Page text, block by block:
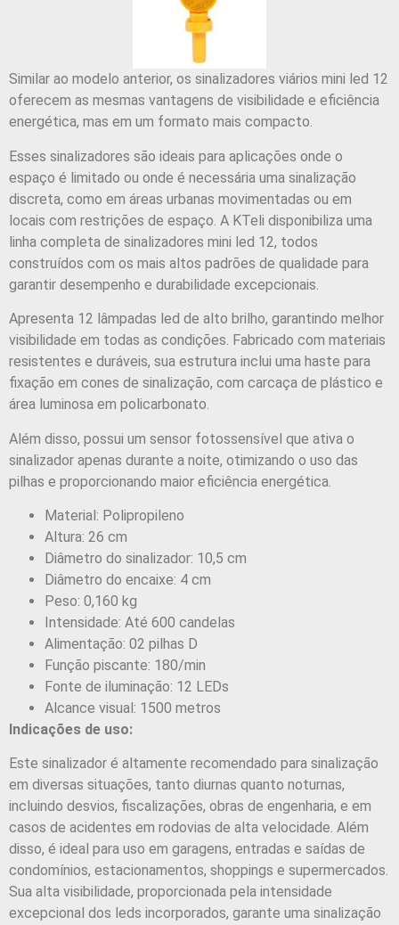
Similar ao modelo anterior, os sinalizadores viários mini led 12
oferecem as mesmas vantagens de visibilidade e eficiência
energética, mas em um formato mais compacto.
Esses sinalizadores são ideais para aplicações onde o
espaço é limitado ou onde é necessária uma sinalização
discreta, como em áreas urbanas movimentadas ou em
locais com restrições de espaço. A KTeli disponibiliza uma
linha completa de sinalizadores mini led 12, todos
construídos com os mais altos padrões de qualidade para
garantir desempenho e durabilidade excepcionais.
Apresenta 12 lâmpadas led de alto brilho, garantindo melhor
visibilidade em todas as condições. Fabricado com materiais
resistentes e duráveis, sua estrutura inclui uma haste para
fixação em cones de sinalização, com carcaça de plástico e
área luminosa em policarbonato.
Além disso, possui um sensor fotossensível que ativa o
sinalizador apenas durante a noite, otimizando o uso das
pilhas e proporcionando maior eficiência energética.
Material: Polipropileno
Altura: 26 cm
Diâmetro do sinalizador: 10,5 cm
Diâmetro do encaixe: 4 cm
Peso: 0,160 kg
Intensidade: Até 600 candelas
Alimentação: 02 pilhas D
Função piscante: 180/min
Fonte de iluminação: 12 LEDs
Alcance visual: 1500 metros
Indicações de uso:
Este sinalizador é altamente recomendado para sinalização
em diversas situações, tanto diurnas quanto noturnas,
incluindo desvios, fiscalizações, obras de engenharia, e em
casos de acidentes em rodovias de alta velocidade. Além
disso, é ideal para uso em garagens, entradas e saídas de
condomínios, estacionamentos, shoppings e supermercados.
Sua alta visibilidade, proporcionada pela intensidade
excepcional dos leds incorporados, garante uma sinalização